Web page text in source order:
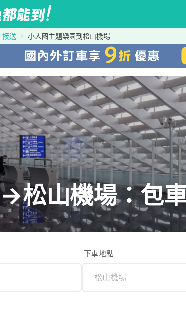
接送 小人國主題樂園到松山機場
松山機場：包
下車地點